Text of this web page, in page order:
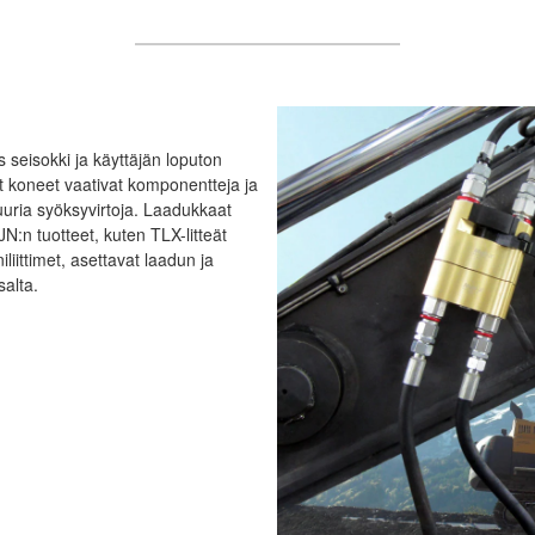
seisokki ja käyttäjän loputon
vaativat komponentteja ja
syöksyvirtoja. Laadukkaat
tuotteet, kuten TLX-litteät
asettavat laadun ja